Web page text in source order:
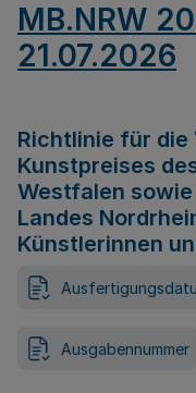
MB.NRW
21.07.2026
Richtlinie für die
Kunstpreises
Westfalen
Landes
Künstlerinnen
Ausgabennummer